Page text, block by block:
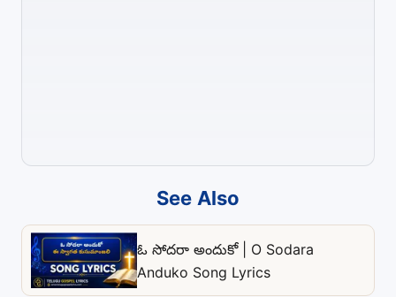
See Also
ఓ సోదరా అందుకో | O Sodara
Anduko Song Lyrics